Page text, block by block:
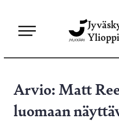
sisältöön
Arvio: Matt
luomaan